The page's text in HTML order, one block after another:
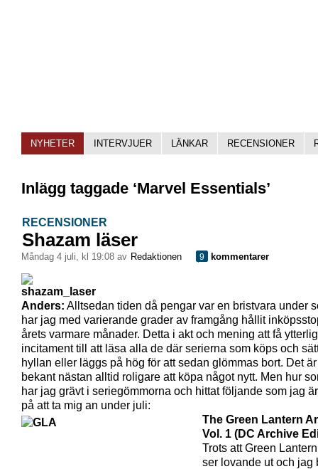
NYHETER INTERVJUER LÄNKAR RECENSIONER
Inlägg taggade ‘Marvel Essentials’
RECENSIONER
Shazam läser
måndag 4 juli, kl 19:08 av Redaktionen 9 kommentarer
Anders: Alltsedan tiden då pengar var en bristvara under
har jag med varierande grader av framgång hållit
årets varmare månader. Detta i akt och mening att få
incitament till att läsa alla de där serierna som köps och
hyllan eller läggs på hög för att sedan glömmas bort. Det
bekant nästan alltid roligare att köpa något nytt. Men hur
har jag grävt i seriegömmorna och hittat följande som jag
på att ta mig an under juli:
The Green Lantern
Vol. 1 (DC Archive
Trots att Green
ser lovande ut och jag